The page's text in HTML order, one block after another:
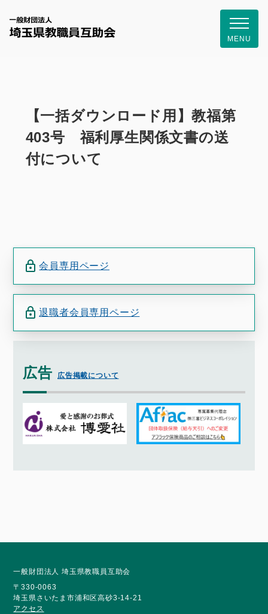
一般財団
MENU
【一括ダウンロード用】教福第
403号 福利厚生関係文書の送
付について
会員専用ページ
退職者会員専用ページ
広告 広告掲載について
一般財団法人 埼玉県教職員互助会
〒330-0063
埼玉県さいたま市浦和区高砂3-14-21
アクセス